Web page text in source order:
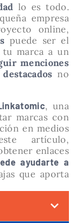
lo es todo.
empresa
online,
puede ser el
marca a un
menciones
no
, una
marcas con
en medios
artículo,
enlaces
ayudarte a
que aporta